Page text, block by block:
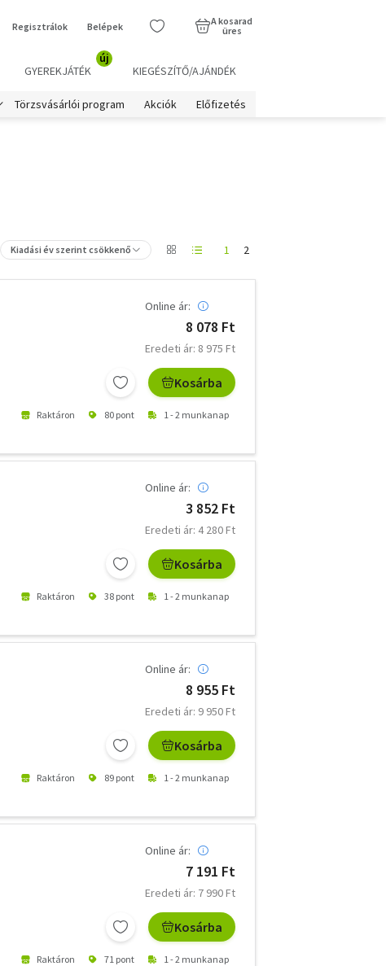
Regisztrálok Belépek
A kosarad
üres
GYEREKJÁTÉK
új
KIEGÉSZÍTŐ/AJÁNDÉK
Törzsvásárlói program Akciók Előfizetés
Kiadási év szerint csökkenő 1 2
Online ár:
8 078 Ft
Eredeti ár: 8 975 Ft
Kosárba
Raktáron 80 pont 1 - 2 munkanap
Online ár:
3 852 Ft
Eredeti ár: 4 280 Ft
Kosárba
Raktáron 38 pont 1 - 2 munkanap
Online ár:
8 955 Ft
Eredeti ár: 9 950 Ft
Kosárba
Raktáron 89 pont 1 - 2 munkanap
Online ár:
7 191 Ft
Eredeti ár: 7 990 Ft
Kosárba
Raktáron 71 pont 1 - 2 munkanap